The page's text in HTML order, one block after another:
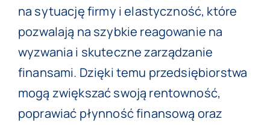
na sytuację firmy i elastyczność, które
pozwalają na szybkie reagowanie na
wyzwania i skuteczne zarządzanie
finansami. Dzięki temu przedsiębiorstwa
mogą zwiększać swoją rentowność,
poprawiać płynność finansową oraz